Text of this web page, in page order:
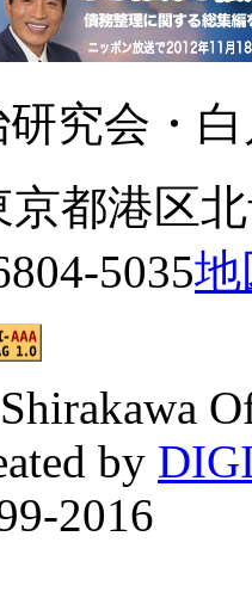
研究会・
京都港区
5035地
by
2016